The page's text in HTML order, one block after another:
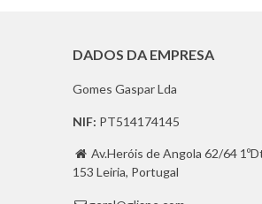
DADOS DA EMPRESA
Gomes Gaspar Lda
NIF: PT514174145
 Av.Heróis de Angola 62/64
153 Leiria, Portugal